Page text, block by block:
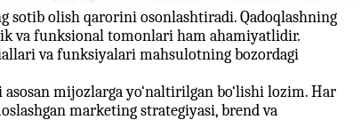
olish qarorini osonlashtiradi. Qadoqlashning
va funksional tomonlari ham ahamiyatlidir.
va funksiyalari mahsulotning bozordagi
mijozlarga yo‘naltirilgan bo‘lishi lozim. Har
marketing strategiyasi, brend va